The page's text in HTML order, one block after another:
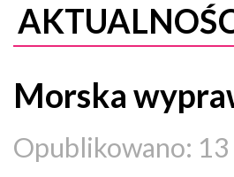
Morska
Opublikowano: